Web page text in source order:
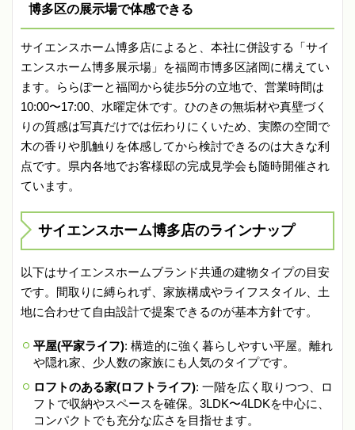
博多区の展示場で体感できる
サイエンスホーム博多店によると、本社に併設する「サイ
エンスホーム博多展示場」を福岡市博多区諸岡に構えてい
ます。ららぽーと福岡から徒歩5分の立地で、営業時間は
10:00〜17:00、水曜定休です。ひのきの無垢材や真壁づく
りの質感は写真だけでは伝わりにくいため、実際の空間で
木の香りや肌触りを体感してから検討できるのは大きな利
点です。県内各地でお客様邸の完成見学会も随時開催され
ています。
サイエンスホーム博多店のラインナップ
以下はサイエンスホームブランド共通の建物タイプの目安
です。間取りに縛られず、家族構成やライフスタイル、土
地に合わせて自由設計で提案できるのが基本方針です。
平屋(平家ライフ): 構造的に強く暮らしやすい平屋。離れ
や隠れ家、少人数の家族にも人気のタイプです。
ロフトのある家(ロフトライフ): 一階を広く取りつつ、ロ
フトで収納やスペースを確保。3LDK〜4LDKを中心に、
コンパクトでも充分な広さを目指せます。